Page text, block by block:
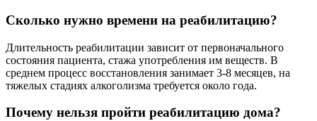
Сколько нужно времени на реабилитацию?
Длительность реабилитации зависит от первоначального
состояния пациента, стажа употребления им веществ. В
среднем процесс восстановления занимает 3-8 месяцев, на
тяжелых стадиях алкоголизма требуется около года.
Почему нельзя пройти реабилитацию дома?